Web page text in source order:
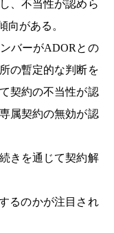
、不当性が認めら
向がある。
バーがADORとの
の暫定的な判断を
契約の不当性が認
属契約の無効が認
きを通じて契約解
るのかが注目され